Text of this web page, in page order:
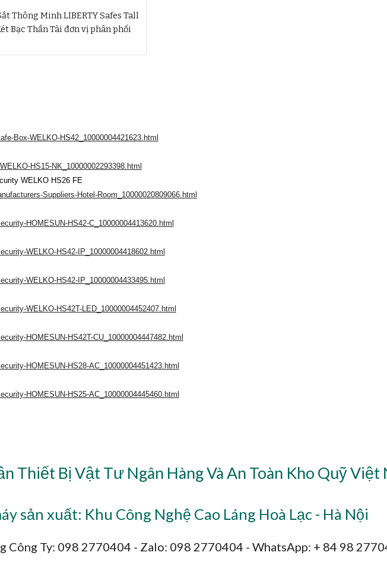
Thông Minh LIBERTY Safes Tall
Bạc Thần Tài đơn vị phân phối
Box-WELKO-HS42_10000004421623.html
HS15-NK_10000002293398.html
WELKO HS26 FE
Suppliers-Hotel-Room_10000020809066.html
HOMESUN-HS42-C_10000004413620.html
WELKO-HS42-IP_10000004418602.html
WELKO-HS42-IP_10000004433495.html
WELKO-HS42T-LED_10000004452407.html
HOMESUN-HS42T-CU_10000004447482.html
HOMESUN-HS28-AC_10000004451423.html
HOMESUN-HS25-AC_10000004445460.html
Thiết Bị Vật Tư Ngân Hàng Và An Toàn Kho Quỹ Việt
sản xuất: Khu Công Nghệ Cao Láng Hoà Lạc - Hà Nội
Công Ty: 098 2770404 - Zalo: 098 2770404 - WhatsApp: + 84 98